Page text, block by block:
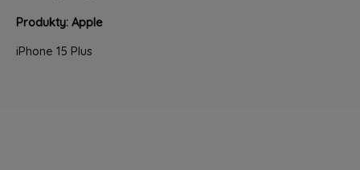
Produkty: Apple
iPhone 15 Plus